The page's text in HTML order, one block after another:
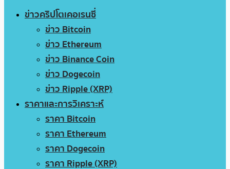
ข่าวคริปโตเคอเรนซี่
ข่าว Bitcoin
ข่าว Ethereum
ข่าว Binance Coin
ข่าว Dogecoin
ข่าว Ripple (XRP)
ราคาและการวิเคราะห์
ราคา Bitcoin
ราคา Ethereum
ราคา Dogecoin
ราคา Ripple (XRP)